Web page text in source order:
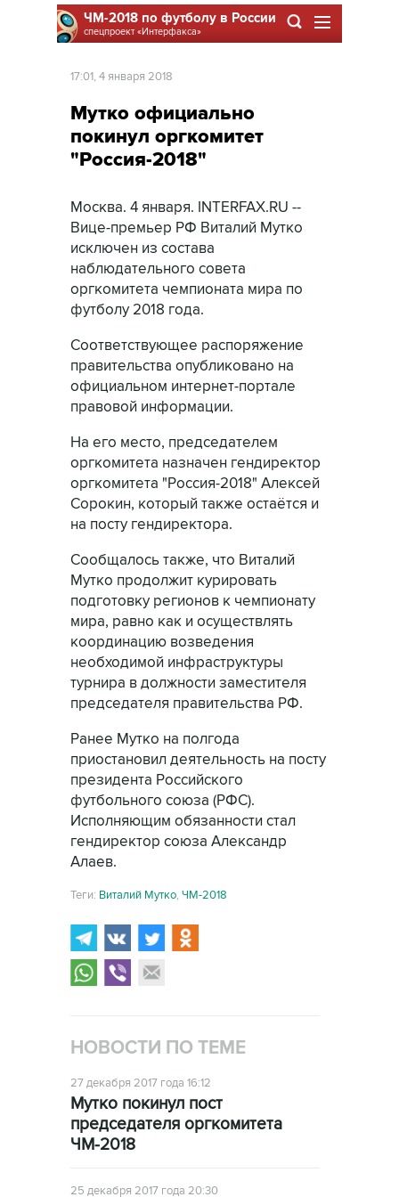
ЧМ-2018 по футболу в России
спецпроект«Интерфакса»
17:01, 4 января 2018
Мутко официально
покинул оргкомитет
"Россия-2018"
Москва. 4 января. INTERFAX.RU --
Вице-премьер РФ Виталий Мутко
исключен из состава
наблюдательного совета
оргкомитета чемпионата мира по
футболу 2018 года.
Соответствующее распоряжение
правительства опубликовано на
официальном интернет-портале
правовой информации.
На его место, председателем
оргкомитета назначен гендиректор
оргкомитета "Россия-2018" Алексей
Сорокин, который также остаётся и
на посту гендиректора.
Сообщалось также, что Виталий
Мутко продолжит курировать
подготовку регионов к чемпионату
мира, равно как и осуществлять
координацию возведения
необходимой инфраструктуры
турнира в должности заместителя
председателя правительства РФ.
Ранее Мутко на полгода
приостановил деятельность на посту
президента Российского
футбольного союза (РФС).
Исполняющим обязанности стал
гендиректор союза Александр
Алаев.
Теги: Виталий Мутко, ЧМ-2018
НОВОСТИ ПО ТЕМЕ
27 декабря 2017 года 16:12
Мутко покинул пост
председателя оргкомитета
ЧМ-2018
25 декабря 2017 года 20:30